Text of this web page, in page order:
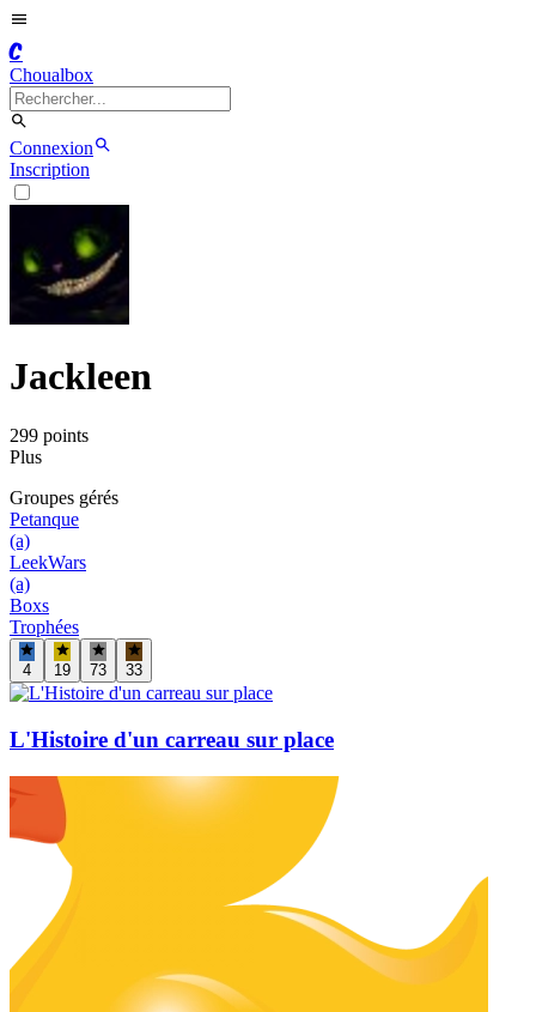
C
Choualbox
Connexion
Inscription
Jackleen
299 points
Plus
Groupes gérés
Petanque
(a)
LeekWars
(a)
Boxs
Trophées
4 19 73 33
L'Histoire d'un carreau sur place